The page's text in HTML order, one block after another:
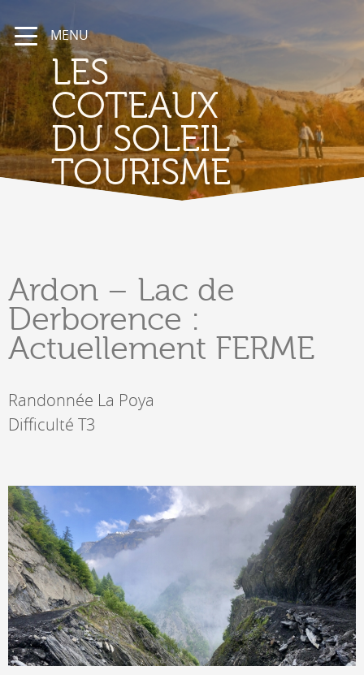
MENU
LES
COTEAUX
DU SOLEIL
TOURISME
Ardon – Lac de
Derborence :
Actuellement FERME
Randonnée La Poya
Difficulté T3